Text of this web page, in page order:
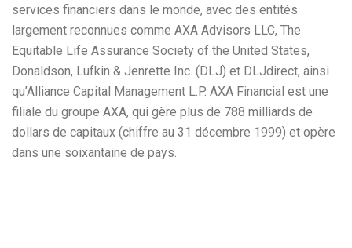
services financiers dans le monde, avec des entités
largement reconnues comme AXA Advisors LLC, The
Equitable Life Assurance Society of the United States,
Donaldson, Lufkin & Jenrette Inc. (DLJ) et DLJdirect, ainsi
qu’Alliance Capital Management L.P. AXA Financial est une
filiale du groupe AXA, qui gère plus de 788 milliards de
dollars de capitaux (chiffre au 31 décembre 1999) et opère
dans une soixantaine de pays.